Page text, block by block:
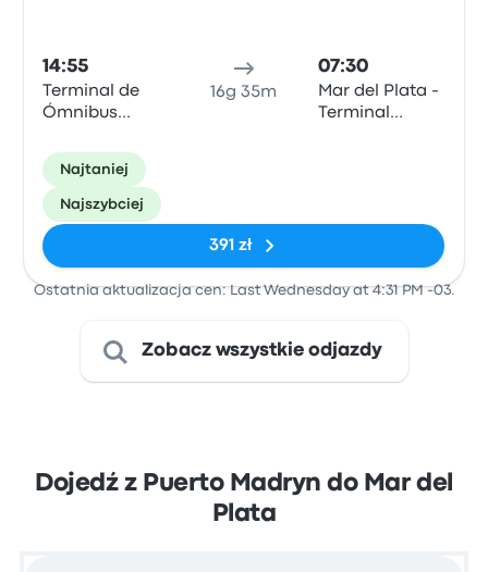
14:55
Terminal de
Ómnibus
16g 35m
07:30
Mar del Plata -
Terminal
Najtaniej
Najszybciej
391 zł
Ostatnia aktualizacja cen: Last Wednesday at 4:31 PM -03.
Zobacz wszystkie odjazdy
Dojedź z Puerto Madryn do Mar del
Plata